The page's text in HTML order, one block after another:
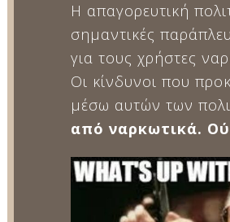
Η απαγορευτική
σημαντικές
για τους χρήστες
Οι κίνδυνοι που
μέσω αυτών των
από ναρκωτικά.